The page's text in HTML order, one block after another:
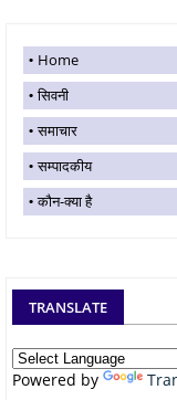
Home
सिवनी
समाचार
सम्पादकीय
कौन-क्या है
TRANSLATE
Powered by